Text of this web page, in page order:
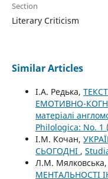
Section
Literary Criticism
Similar Articles
І.А. Редька,
ЕМОТИВНО-
матеріалі
Philologica: No. 1
І.М. Кочан,
СЬОГОДНІ ,
Л.М. Мялковська,
МЕНТАЛЬНОСТІ